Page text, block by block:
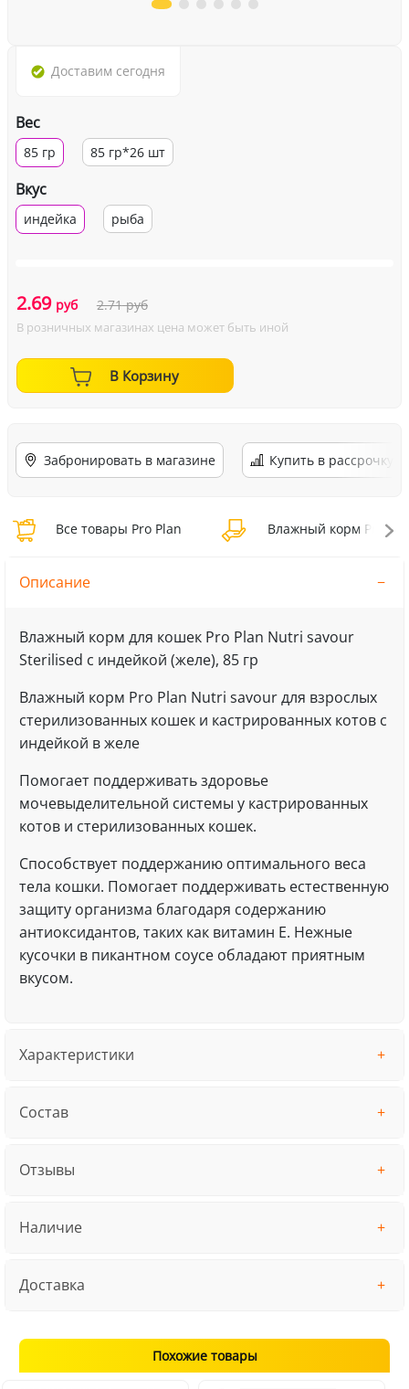
Доставим сегодня
Вес
85 гр 85 гр*26 шт
Вкус
индейка рыба
2.69 руб 2.71руб
В розничных магазинах цена может быть иной
В Корзину
Забронировать в магазине Купить в рассрочку
Все товары Pro Plan Влажный корм Pro
Описание
Влажный корм для кошек Pro Plan Nutri savour
Sterilised с индейкой (желе), 85 гр
Влажный корм Pro Plan Nutri savour для взрослых
стерилизованных кошек и кастрированных котов с
индейкой в желе
Помогает поддерживать здоровье
мочевыделительной системы у кастрированных
котов и стерилизованных кошек.
Способствует поддержанию оптимального веса
тела кошки. Помогает поддерживать естественную
защиту организма благодаря содержанию
антиоксидантов, таких как витамин Е. Нежные
кусочки в пикантном соусе обладают приятным
вкусом.
Характеристики
Состав
Отзывы
Наличие
Доставка
Похожие товары